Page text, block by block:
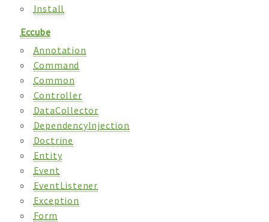
Install
Eccube
Annotation
Command
Common
Controller
DataCollector
DependencyInjection
Doctrine
Entity
Event
EventListener
Exception
Form